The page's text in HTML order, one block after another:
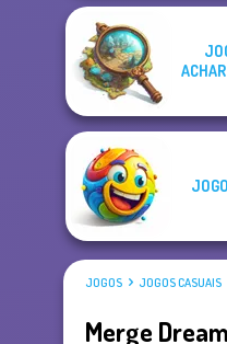
JOGOS JOGOS CASUAIS
Merge